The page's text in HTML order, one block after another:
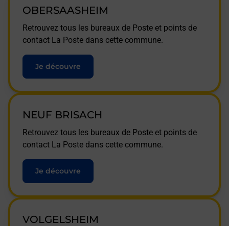
OBERSAASHEIM
Retrouvez tous les bureaux de Poste et points de
contact La Poste dans cette commune.
Je découvre
NEUF BRISACH
Retrouvez tous les bureaux de Poste et points de
contact La Poste dans cette commune.
Je découvre
VOLGELSHEIM